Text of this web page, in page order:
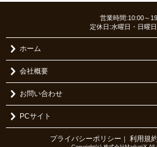
営業時間:10:00～
定休日:水曜日・日曜
ホーム
会社概要
お問い合わせ
PCサイト
プライバシーポリシー ｜ 利用規